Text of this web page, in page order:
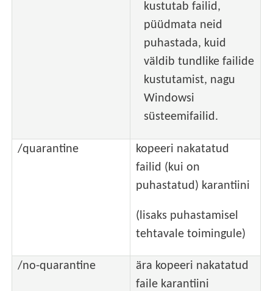
kustutab failid,
püüdmata neid
puhastada, kuid
väldib tundlike failide
kustutamist, nagu
Windowsi
süsteemifailid.
/quarantine
kopeeri nakatatud
failid (kui on
puhastatud) karantiini
(lisaks puhastamisel
tehtavale toimingule)
/no-quarantine
ära kopeeri nakatatud
faile karantiini